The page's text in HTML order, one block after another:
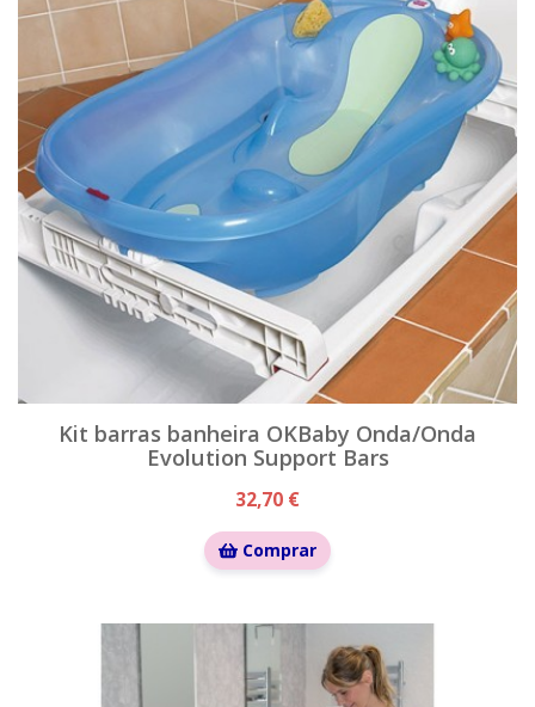
Kit barras banheira OKBaby Onda/Onda
Evolution Support Bars
32,70 €
Comprar